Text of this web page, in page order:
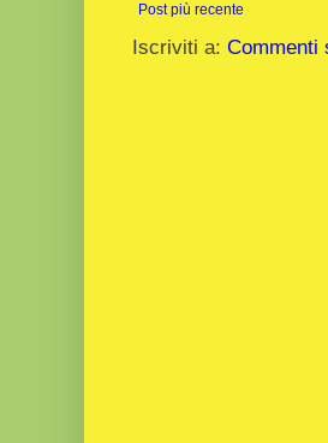
Post più recente
Iscriviti a: Commenti